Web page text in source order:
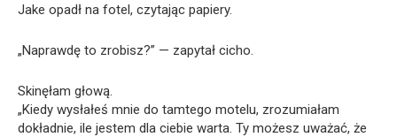
Jake opadł na fotel, czytając papiery.
„Naprawdę to zrobisz?” — zapytał cicho.
Skinęłam głową.
„Kiedy wysłałeś mnie do tamtego motelu, zrozumiałam
dokładnie, ile jestem dla ciebie warta. Ty możesz uważać, że